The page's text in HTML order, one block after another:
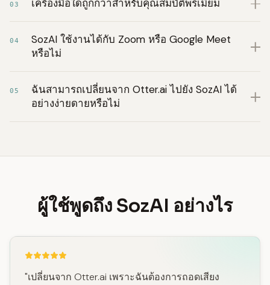
03 เครื่องมือใดถูกกว่าสำหรับคุณสมบัติพรีเมียม
04
SozAI ใช้งานได้กับ Zoom หรือ Google Meet
หรือไม่
05
ฉันสามารถเปลี่ยนจาก Otter.ai ไปยัง SozAI ได้
อย่างง่ายดายหรือไม่
ผู้ใช้พูดถึง SozAI อย่างไร
"เปลี่ยนจาก Otter.ai เพราะฉันต้องการถอดเสียง